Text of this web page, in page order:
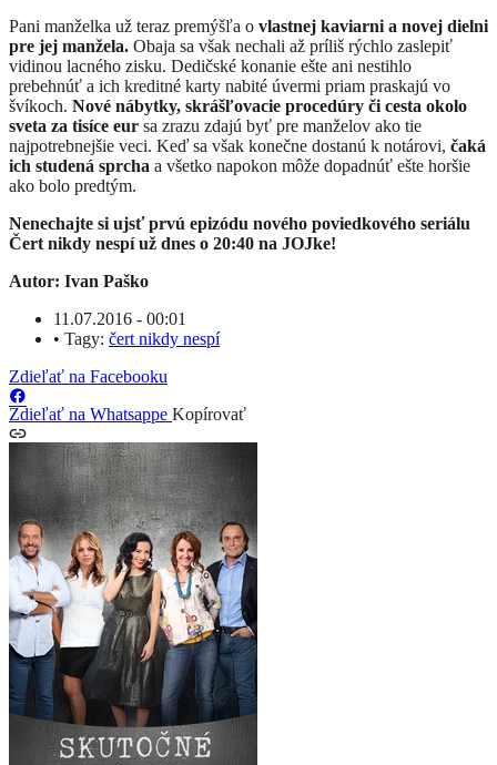
Pani manželka už teraz premýšľa o vlastnej kaviarni a novej dielni
pre jej manžela. Obaja sa však nechali až príliš rýchlo zaslepiť
vidinou lacného zisku. Dedičské konanie ešte ani nestihlo
prebehnúť a ich kreditné karty nabité úvermi priam praskajú vo
švíkoch. Nové nábytky, skrášľovacie procedúry či cesta okolo
sveta za tisíce eur sa zrazu zdajú byť pre manželov ako tie
najpotrebnejšie veci. Keď sa však konečne dostanú k notárovi, čaká
ich studená sprcha a všetko napokon môže dopadnúť ešte horšie
ako bolo predtým.
Nenechajte si ujsť prvú epizódu nového poviedkového seriálu
Čert nikdy nespí už dnes o 20:40 na JOJke!
Autor: Ivan Paško
11.07.2016 - 00:01
• Tagy: čert nikdy nespí
Zdieľať na Facebooku
Zdieľať na Whatsappe Kopírovať